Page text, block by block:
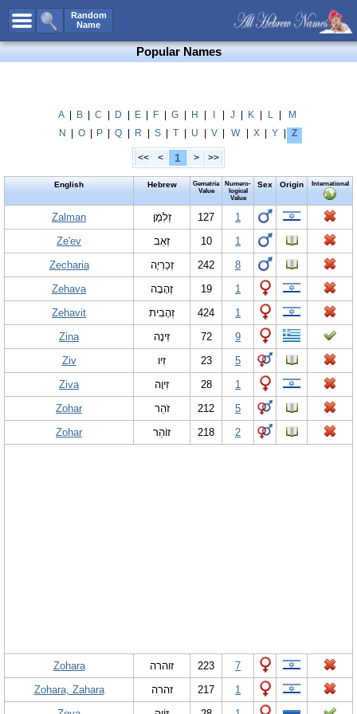
Random
Name
All Names
Boy Names
Unisex Names
Popular Names
Celebs B. DaysNew!
Numerology
Add Name
Contact Us
Popular Names
A B C D E F G H J K L
M
N
O P Q R S T U V W X Y Z
<< < 1 > >>
English Hebrew
Gematria
Value
Numero-
logical
Value
Sex Origin International
Zalman זַלְמָן 127
1
Ze'ev
זְאֵב 10
1
Zecharia
זְכַרְיָה 242
8
Zehava
זֶהָבָה 19
1
Zehavit
זְהָבִית 424
1
Zina
זִינָה 72
9
Ziv
זִיו 23
5
Ziva
זִיוָה 28
1
Zohar
זֹהַר 212
5
Zohar
זוֹהַר 218 2
Zohara זוהרה 223
7
Zohara, Zahara
זהרה 217
1